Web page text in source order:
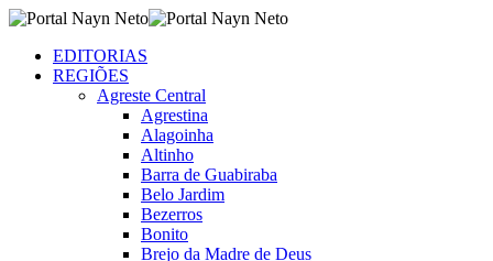
EDITORIAS
REGIÕES
Agreste Central
Agrestina
Alagoinha
Altinho
Barra de Guabiraba
Belo Jardim
Bezerros
Bonito
Brejo da Madre de Deus